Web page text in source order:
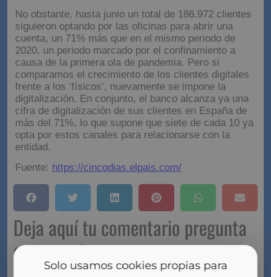
Solo usamos cookies propias para
No obstante, hasta junio un total de 186.972 clientes
siguieron optando por las oficinas para abrir una
cuenta, un 71% más que en el mismo periodo de
2020, un periodo marcado por el confinamiento a
causa de la primera ola de pandemia. Pero si
comparamos el crecimiento de los clientes digitales
frente a los ‘físicos’, nuevamente se impone la
digitalización. En conjunto, el banco alcanza ya una
cifra de digitalización de sus clientes en España de
más del 71%, lo que supone que siete de cada 10 ya
opta por estos canales para relacionarse con la
entidad.
Fuente: https://cincodias.elpais.com/
Deja aquí tu comentario pregunta
o respuesta